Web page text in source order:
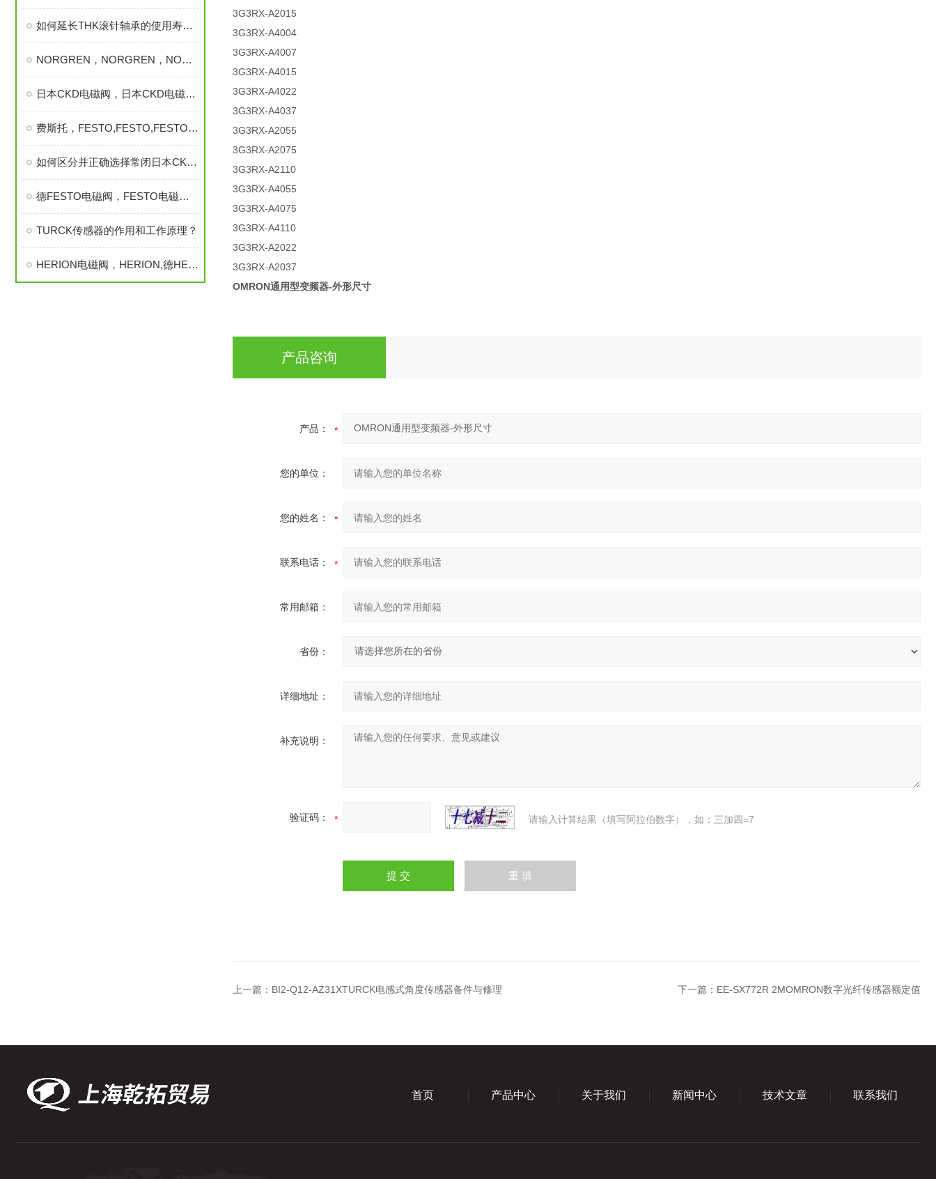
如何延长THK滚针轴承的使用寿命？
NORGREN，NORGREN，NORGREN，NORGREN，诺冠电磁阀
日本CKD电磁阀，日本CKD电磁阀，日本CKD电磁阀，日本喜开理电磁阀
费斯托，FESTO,FESTO,FESTO,FESTO
如何区分并正确选择常闭日本CKD电磁阀和常开电磁阀有什么区别
德FESTO电磁阀，FESTO电磁阀型号
TURCK传感器的作用和工作原理？
HERION电磁阀，HERION,德HERION
3G3RX-A2015
3G3RX-A4004
3G3RX-A4007
3G3RX-A4015
3G3RX-A4022
3G3RX-A4037
3G3RX-A2055
3G3RX-A2075
3G3RX-A2110
3G3RX-A4055
3G3RX-A4075
3G3RX-A4110
3G3RX-A2022
3G3RX-A2037
OMRON通用型变频器-外形尺寸
产品咨询
产品：
您的单位：
您的姓名：
联系电话：
常用邮箱：
省份：
详细地址：
补充说明：
验证码： 请输入计算结果（填写阿拉伯数字），如：三加四=7
上一篇： BI2-Q12-AZ31XTURCK电感式角度传感器备件与修理 下一篇： EE-SX772R 2MOMRON数字光纤传感器额定值
首页 产品中心 关于我们 新闻中心 技术文章 联系我们